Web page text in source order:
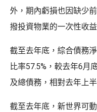
外，期內虧損也因缺少
撥投資物業的一次性收益
截至去年底，綜合債務
比率57.5%，較去年6月
及總債務，相對去年上
截至去年底，新世界可